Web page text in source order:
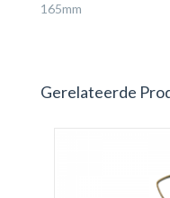
165mm
Gerelateerde